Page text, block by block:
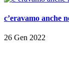
c’eravamo
26 Gen 2022